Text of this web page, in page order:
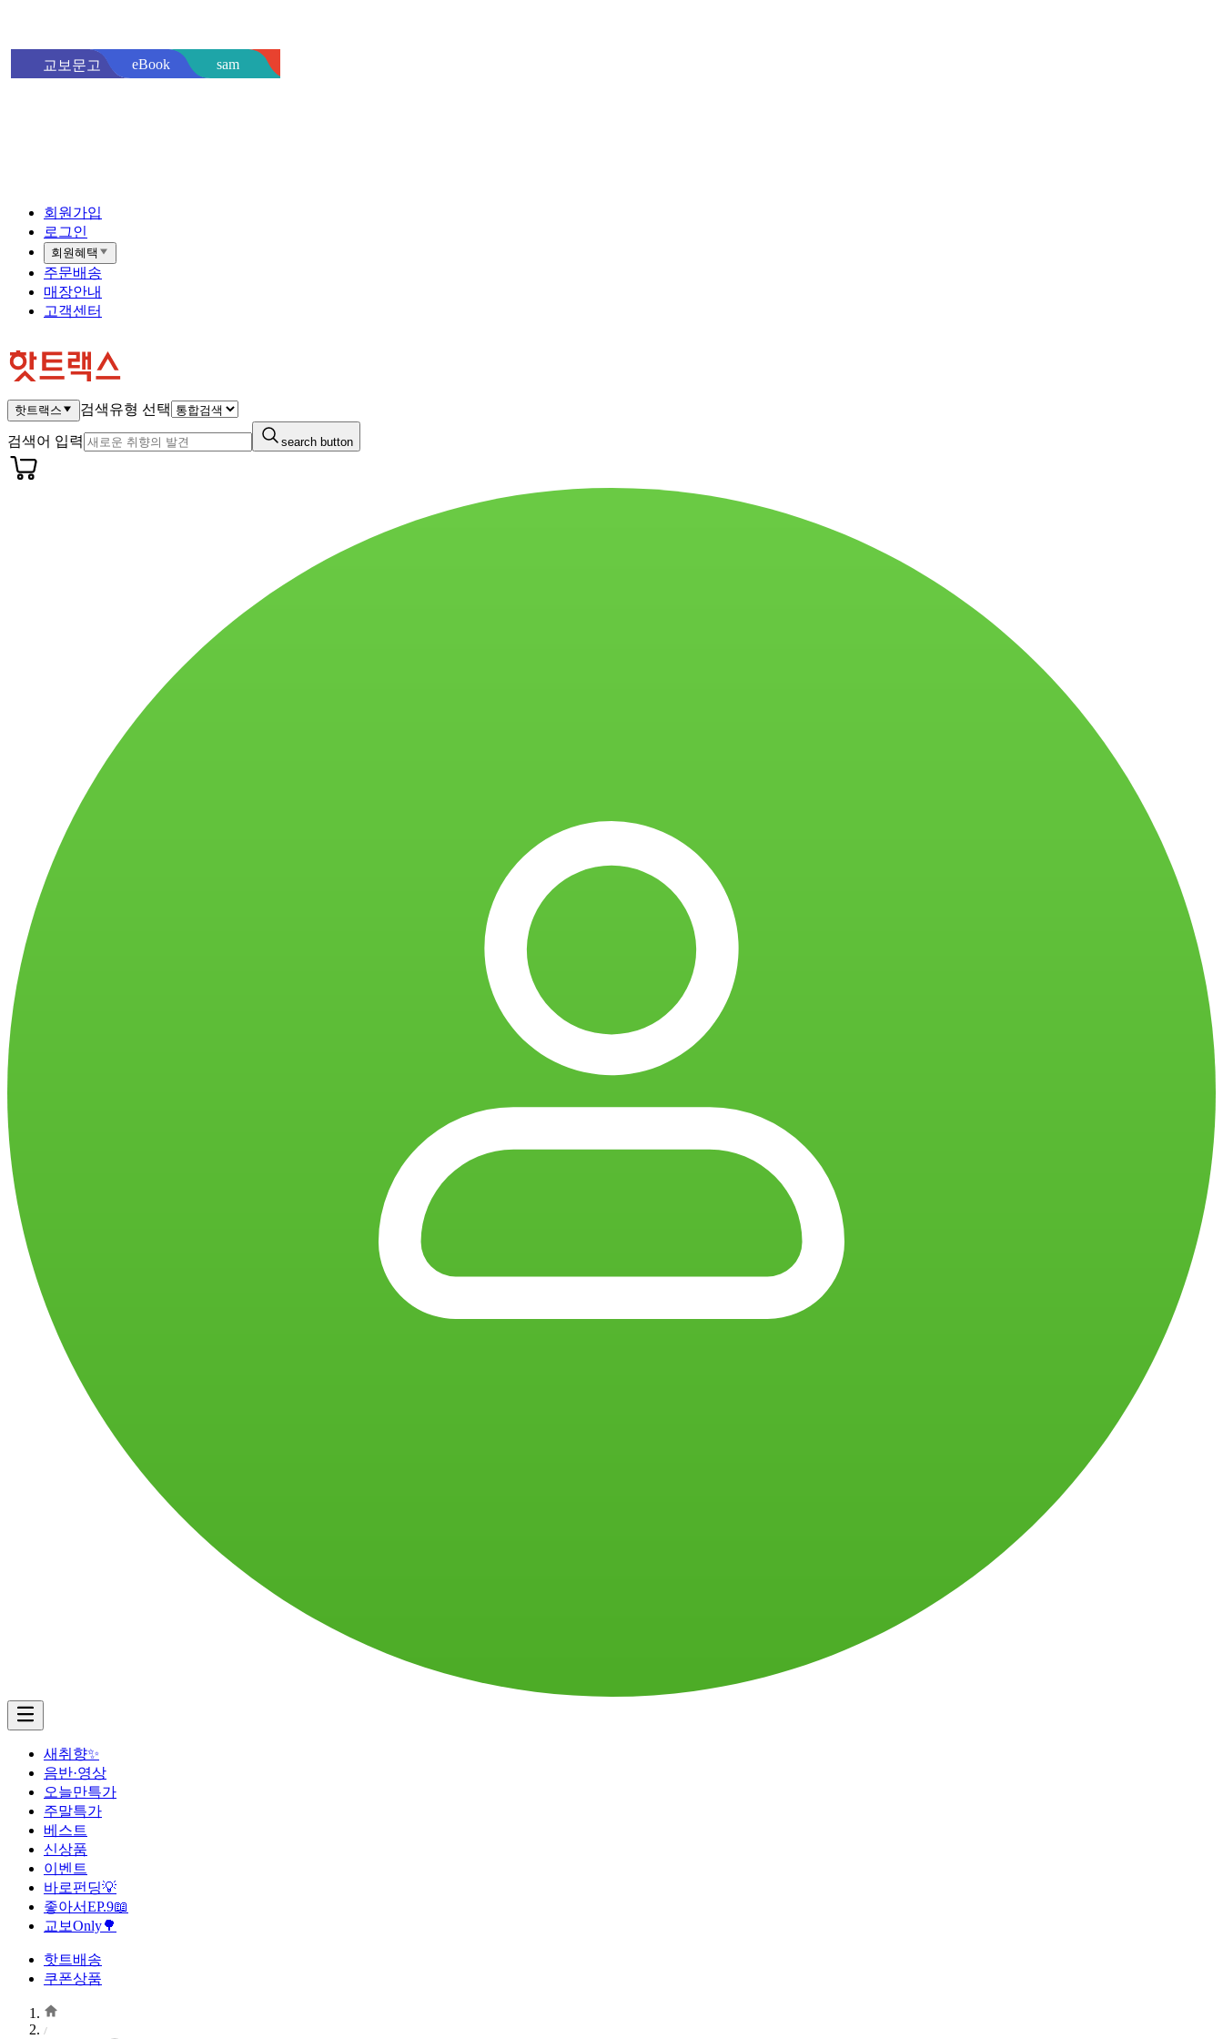
교보문고 eBook sam
회원가입
로그인
회원혜택
주문배송
매장안내
고객센터
핫트랙스 검색유형 선택
검색어 입력 search button
새취향✨
음반·영상
오늘만특가
주말특가
베스트
신상품
이벤트
바로펀딩💡
좋아서EP.9📖
교보Only🌳
핫트배송
쿠폰상품